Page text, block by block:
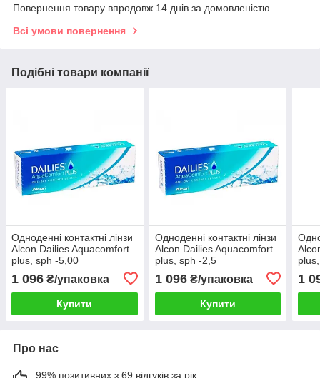
Повернення товару впродовж 14 днів за домовленістю
Всі умови повернення
Подібні товари компанії
Одноденні контактні лінзи
Alcon Dailies Aquacomfort
plus, sph -5,00
1 096 ₴/упаковка
Купити
Одноденні контактні лінзи
Alcon Dailies Aquacomfort
plus, sph -2,5
1 096₴/упаковка
Купити
1
Про нас
99% позитивних з 69 відгуків за рік